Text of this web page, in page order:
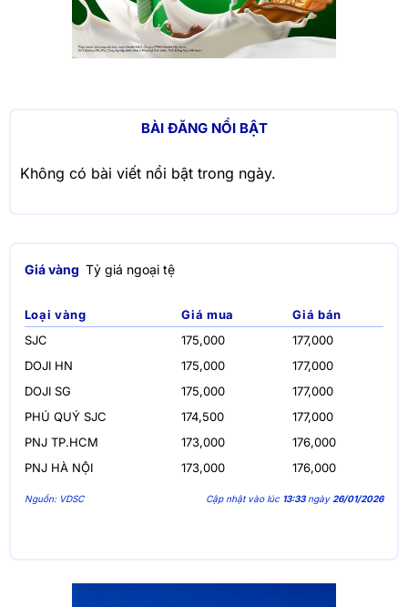
BÀI ĐĂNG NỔI BẬT
Không có bài viết nổi bật trong ngày.
Giá vàng Tỷ giá ngoại tệ
Loại vàng Giá mua
Giá bán
SJC
175,000
177,000
DOJI HN
175,000
177,000
DOJI SG
175,000
177,000
PHÚ QUÝ SJC
174,500
177,000
PNJ TP.HCM
173,000
176,000
PNJ HÀ NỘI
173,000 176,000
Nguồn: VDSC Cập nhật vào lúc 13:33ngày26/01/2026